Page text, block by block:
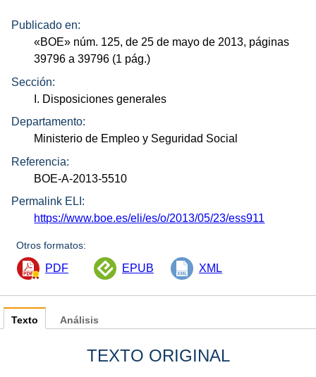
Publicado en:
«BOE» núm. 125, de 25 de mayo de 2013, páginas
39796 a 39796 (1 pág.)
Sección:
I. Disposiciones generales
Departamento:
Ministerio de Empleo y Seguridad Social
Referencia:
BOE-A-2013-5510
Permalink ELI:
https://www.boe.es/eli/es/o/2013/05/23/ess911
Otros formatos:
PDF EPUB XML
Texto
TEXTO ORIGINAL
Análisis